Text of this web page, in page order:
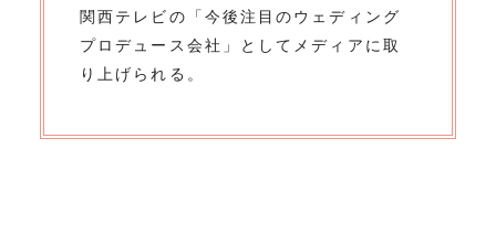
関西テレビの「今後注目のウェディング
プロデュース会社」としてメディアに取
り上げられる。